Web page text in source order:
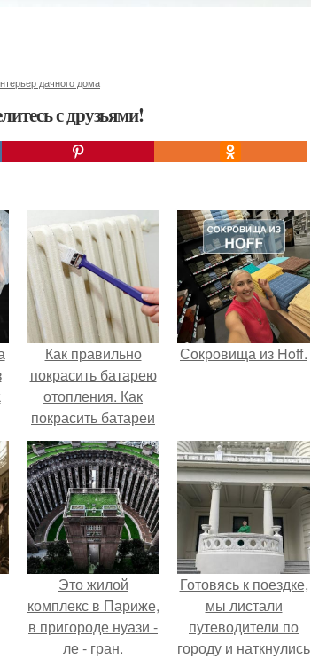
дачного дома
с друзьями!
Как правильно
покрасить батарею
отопления. Как
покрасить батареи
отопления своими
руками
Сокровища из Hoff.
Это жилой
комплекс в Париже,
в пригороде нуази -
ле - гран.
Готовясь к поездке,
мы листали
путеводители по
городу и наткнулись